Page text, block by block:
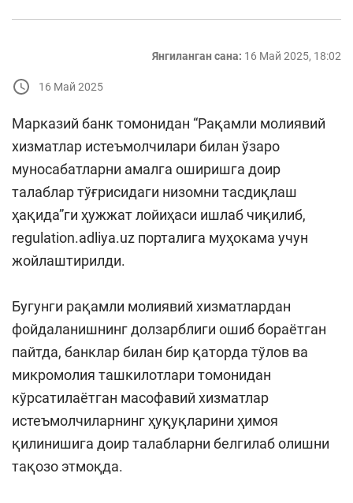
Янгиланган сана: 16 Май 2025, 18:02
16 Май 2025
Марказий банк томонидан “Рақамли молиявий
хизматлар истеъмолчилари билан ўзаро
муносабатларни амалга оширишга доир
талаблар тўғрисидаги низомни тасдиқлаш
ҳақида”ги ҳужжат лойиҳаси ишлаб чиқилиб,
regulation.adliya.uz порталига муҳокама учун
жойлаштирилди.
Бугунги рақамли молиявий хизматлардан
фойдаланишнинг долзарблиги ошиб бораётган
пайтда, банклар билан бир қаторда тўлов ва
микромолия ташкилотлари томонидан
кўрсатилаётган масофавий хизматлар
истеъмолчиларнинг ҳуқуқларини ҳимоя
қилинишига доир талабларни белгилаб олишни
тақозо этмоқда.